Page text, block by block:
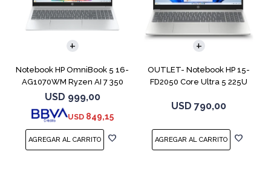
Notebook HP OmniBook 5 16-
AG1070WM Ryzen AI 7 350
512GB 16GB
USD 999,00
USD 849,15
COMPARAR
OUTLET- Notebook HP 15-
FD2050 Core Ultra 5 225U
USD 790,00